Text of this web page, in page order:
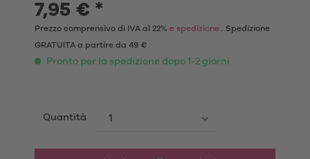
7,95 € *
Prezzo comprensivo di IVA al 22% e spedizione.. Spedizione
GRATUITA a partire da 49 €
Pronto per la spedizione dopo 1-2 giorni
Quantità